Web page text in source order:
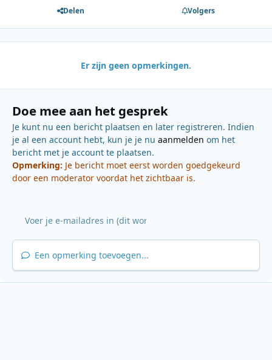
Delen Volgers
Er zijn geen opmerkingen.
Doe mee aan het gesprek
Je kunt nu een bericht plaatsen en later registreren. Indien
je al een account hebt, kun je je nu aanmelden om het
bericht met je account te plaatsen.
Opmerking: Je bericht moet eerst worden goedgekeurd
door een moderator voordat het zichtbaar is.
Een opmerking toevoegen...